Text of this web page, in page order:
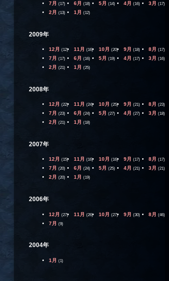
7月 (17) 6月 (18) 5月 (14) 4月 (16) 3月 (17)
2月 (13) 1月 (12)
2009年
12月 (12) 11月 (16) 10月 (20) 9月 (18) 8月 (17)
7月 (17) 6月 (16) 5月 (19) 4月 (17) 3月 (16)
2月 (21) 1月 (25)
2008年
12月 (22) 11月 (24) 10月 (25) 9月 (21) 8月 (23)
7月 (23) 6月 (24) 5月 (27) 4月 (27) 3月 (18)
2月 (21) 1月 (18)
2007年
12月 (15) 11月 (16) 10月 (16) 9月 (17) 8月 (17)
7月 (20) 6月 (24) 5月 (25) 4月 (21) 3月 (21)
2月 (20) 1月 (19)
2006年
12月 (27) 11月 (26) 10月 (27) 9月 (30) 8月 (46)
7月 (9)
2004年
1月 (1)